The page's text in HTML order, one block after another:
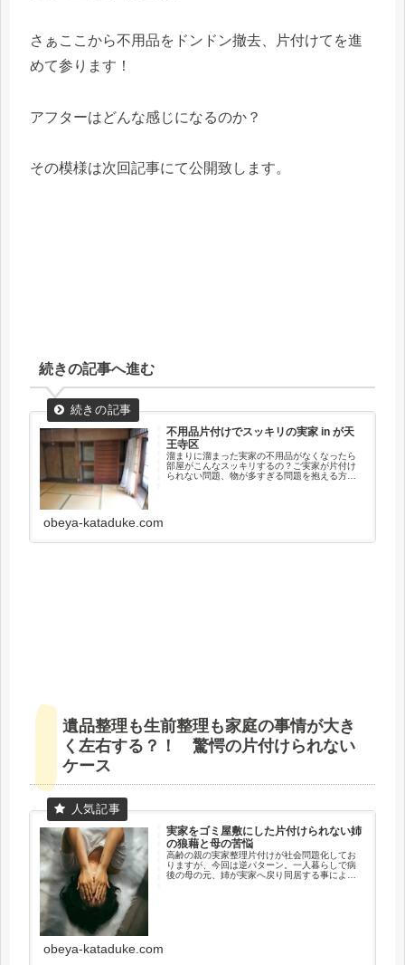
さぁここから不用品をドンドン撤去、片付けてを進
めて参ります！
アフターはどんな感じになるのか？
その模様は次回記事にて公開致します。
続きの記事へ進む
不用品片付けでスッキリの実家 in が天
王寺区
溜まりに溜まった実家の不用品がなくなったら
部屋がこんなスッキリするの？ご実家が片付け
られない問題、物が多すぎる問題を抱える方々
obeya-kataduke.com
遺品整理も生前整理も家庭の事情が大き
く左右する？！ 驚愕の片付けられない
ケース
実家をゴミ屋敷にした片付けられない姉
の狼藉と母の苦悩
高齢の親の実家整理片付けが社会問題化してお
りますが、今回は逆パターン。一人暮らしで病
後の母の元、姉が実家へ戻り同居する事によ
obeya-kataduke.com